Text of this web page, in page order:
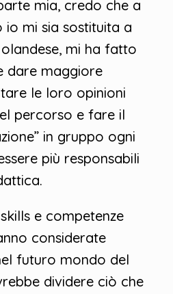
mia, credo che a
io mi sia sostituita a
olandese, mi ha fatto
dare maggiore
le loro opinioni
percorso e fare il
in gruppo ogni
più responsabili
e competenze
considerate
futuro mondo del
dividere ciò che